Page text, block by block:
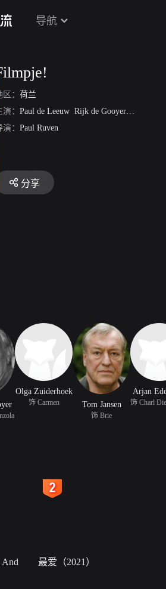
导航
区： 荷兰
演： Paul de Leeuw Rijk de Gooyer
Olga
演： Paul Ruven
分享
Olga Zuiderhoek
饰 Carmen Tom Jansen
饰 Brie
Arjan
最爱（2021）